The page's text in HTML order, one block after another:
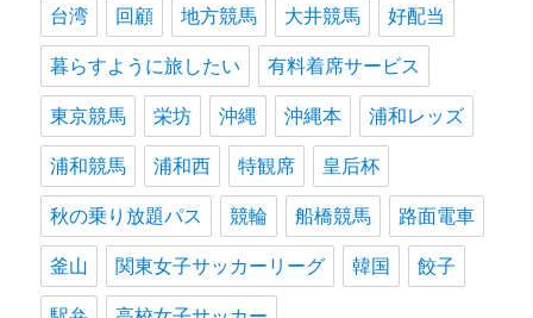
台湾 回顧 地方競馬 大井競馬 好配当
暮らすように旅したい 有料着席サービス
東京競馬 栄坊 沖縄 沖縄本 浦和レッズ
浦和競馬 浦和西 特観席 皇后杯
秋の乗り放題パス 競輪 船橋競馬 路面電車
釜山 関東女子サッカーリーグ 韓国 餃子